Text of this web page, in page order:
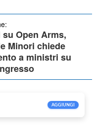
Open Arms,
Minori chiede
a ministri su
AGGIUNGI